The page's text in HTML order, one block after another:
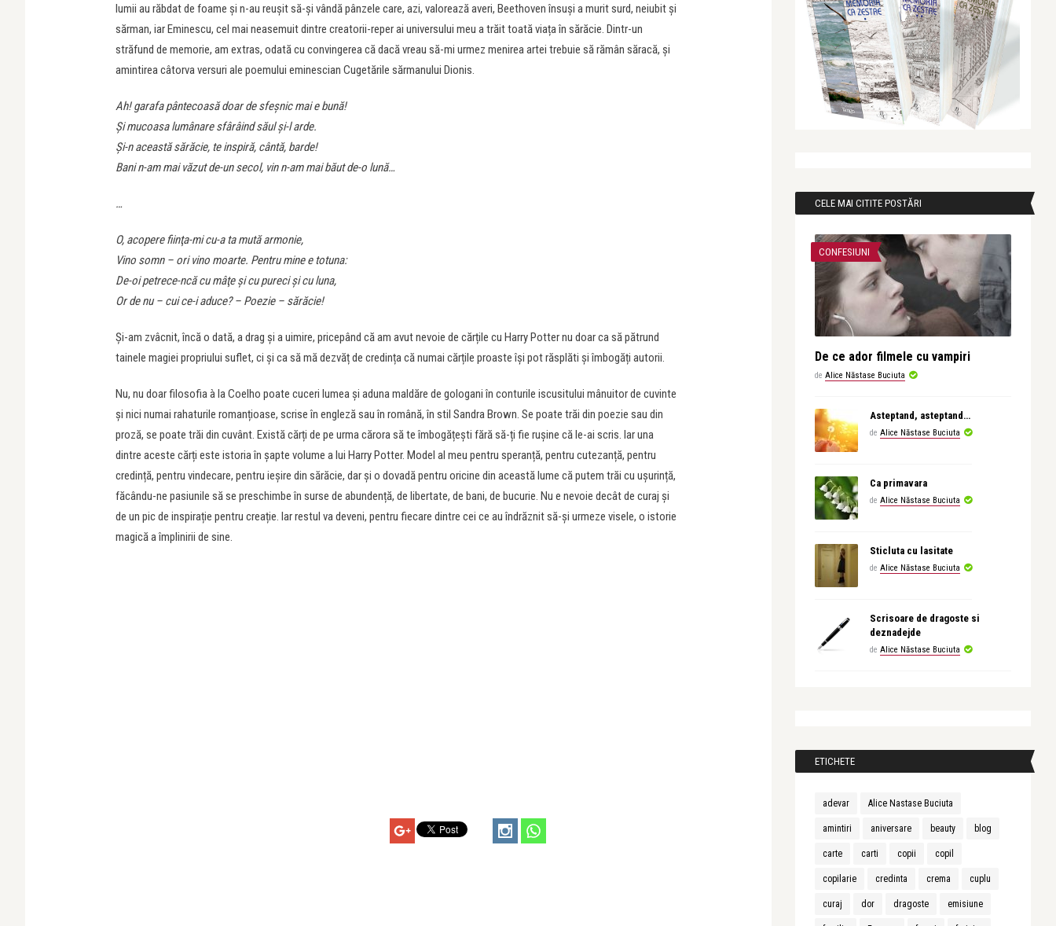
lumii au răbdat de foame și n-au reușit să-și vândă pânzele care, azi, valorează averi, Beethoven însuși a murit surd, neiubit și
sărman, iar Eminescu, cel mai neasemuit dintre creatorii-reper ai universului meu a trăit toată viața în sărăcie. Dintr-un
străfund de memorie, am extras, odată cu convingerea că dacă vreau să-mi urmez menirea artei trebuie să rămân săracă, și
amintirea câtorva versuri ale poemului eminescian Cugetările sărmanului Dionis.
Ah! garafa pântecoasă doar de sfeşnic mai e bună!
Şi mucoasa lumânare sfârâind săul şi-l arde.
Şi-n această sărăcie, te inspiră, cântă, barde!
Bani n-am mai văzut de-un secol, vin n-am mai băut de-o lună…
…
O, acopere fiinţa-mi cu-a ta mută armonie,
Vino somn – ori vino moarte. Pentru mine e totuna:
De-oi petrece-ncă cu mâţe şi cu pureci şi cu luna,
Or de nu – cui ce-i aduce? – Poezie – sărăcie!
Și-am zvâcnit, încă o dată, a drag și a uimire, pricepând că am avut nevoie de cărțile cu Harry Potter nu doar ca să pătrund
tainele magiei propriului suflet, ci și ca să mă dezvăț de credința că numai cărțile proaste își pot răsplăti și îmbogăți autorii.
Nu, nu doar filosofia à la Coelho poate cuceri lumea și aduna maldăre de gologani în conturile iscusitului mânuitor de cuvinte
și nici numai rahaturile romanțioase, scrise în engleză sau în română, în stil Sandra Brown. Se poate trăi din poezie sau din
proză, se poate trăi din cuvânt. Există cărți de pe urma cărora să te îmbogățești fără să-ți fie rușine că le-ai scris. Iar una
dintre aceste cărți este istoria în șapte volume a lui Harry Potter. Model al meu pentru speranță, pentru cutezanță, pentru
credință, pentru vindecare, pentru ieșire din sărăcie, dar și o dovadă pentru oricine din această lume că putem trăi cu ușurință,
făcându-ne pasiunile să se preschimbe în surse de abundență, de libertate, de bani, de bucurie. Nu e nevoie decât de curaj și
de un pic de inspirație pentru creație. Iar restul va deveni, pentru fiecare dintre cei ce au îndrăznit să-și urmeze visele, o istorie
magică a împlinirii de sine.
CELE MAI CITITE POSTĂRI
CONFESIUNI
De ce ador filmele cu vampiri
de Alice Năstase Buciuta
Asteptand, asteptand…
de Alice Năstase Buciuta
Ca primavara
de Alice Năstase Buciuta
Sticluta cu lasitate
de Alice Năstase Buciuta
Scrisoare de dragoste si
deznadejde
de Alice Năstase Buciuta
ETICHETE
adevar Alice Nastase Buciuta
amintiri aniversare beauty blog
carte carti copii copil
copilarie credinta crema cuplu
curaj dor dragoste emisiune